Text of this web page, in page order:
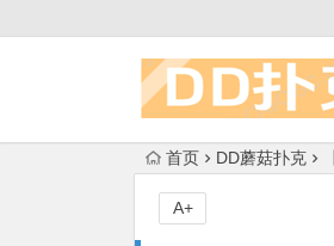
首页 DD蘑菇扑克
A+